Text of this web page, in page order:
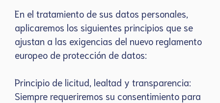
En el tratamiento de sus datos personales,
aplicaremos los siguientes principios que se
ajustan a las exigencias del nuevo reglamento
europeo de protección de datos:
Principio de licitud, lealtad y transparencia:
Siempre requeriremos su consentimiento para